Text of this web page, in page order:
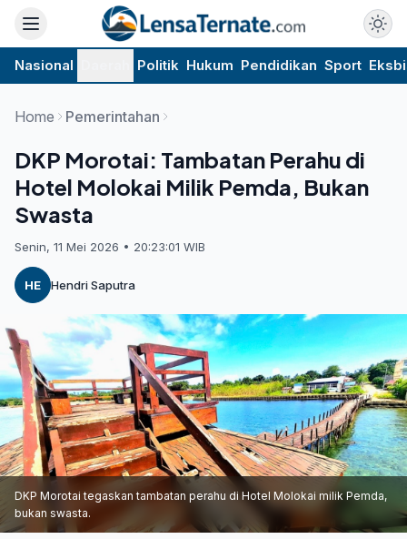
Nasional Politik Hukum Pendidikan Sport
Home Pemerintahan
DKP Morotai: Tambatan Perahu di
Hotel Molokai Milik Pemda, Bukan
Swasta
Senin, 11 Mei 2026 • 20:23:01 WIB
HE Hendri Saputra
DKP Morotai tegaskan tambatan perahu di Hotel Molokai milik Pemda,
bukan swasta.